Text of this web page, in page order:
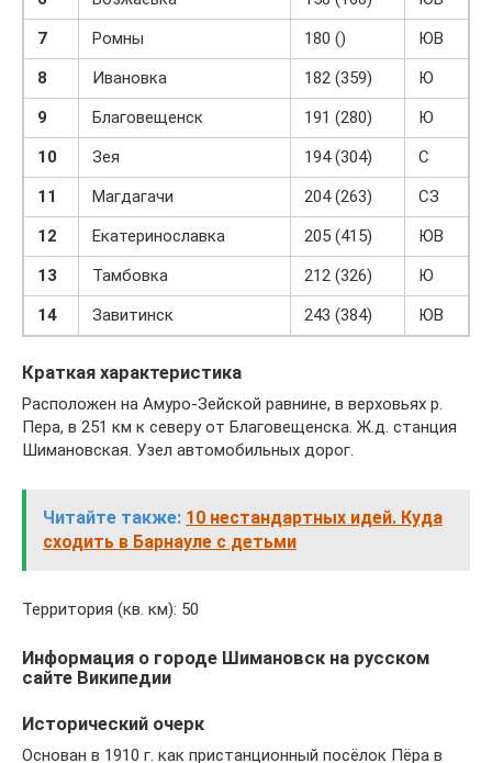
7
Ромны 180 ()
ЮВ
8
Ивановка 182 (359)
Ю
9
Благовещенск 191 (280)
Ю
10
Зея 194 (304)
С
11
Магдагачи 204 (263)
СЗ
12
Екатеринославка 205 (415)
ЮВ
13
Тамбовка 212 (326)
Ю
14
Завитинск 243 (384) ЮВ
Краткая характеристика
Расположен на Амуро-Зейской равнине, в верховьях р.
Пера, в 251 км к северу от Благовещенска. Ж.д. станция
Шимановская. Узел автомобильных дорог.
Читайте также: 10 нестандартных идей. Куда
сходить в Барнауле с детьми
Территория (кв. км): 50
Информация о городе Шимановск на русском
сайте Википедии
Исторический очерк
Основан в 1910 г. как пристанционный посёлок Пёра в